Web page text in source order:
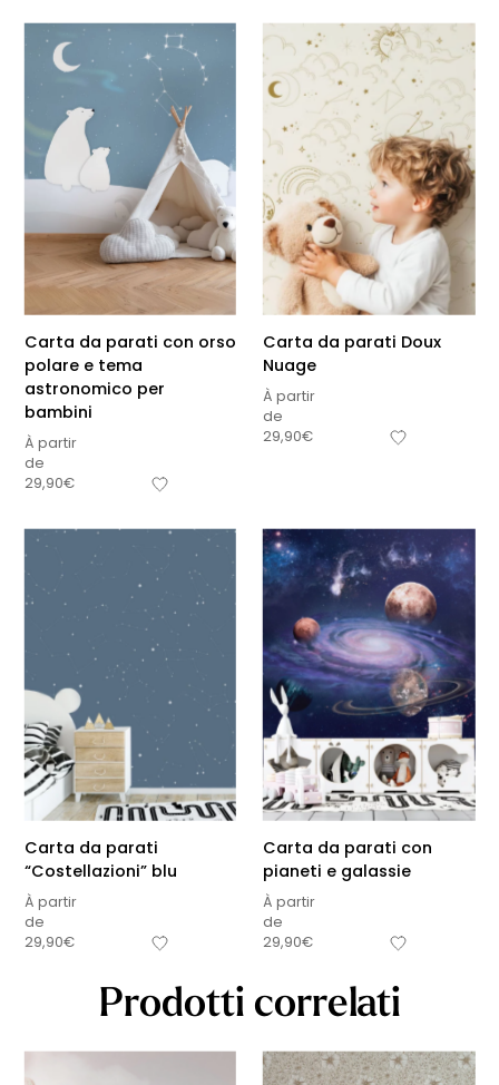
Carta da parati con orso
polare e tema
astronomico per
bambini
À partir
de
29,90€
Carta da parati Doux
Nuage
À partir
de
29,90€
Carta da parati
“Costellazioni” blu
À partir
de
29,90€
Carta da parati con
pianeti e galassie
À partir
de
29,90€
Prodotti correlati